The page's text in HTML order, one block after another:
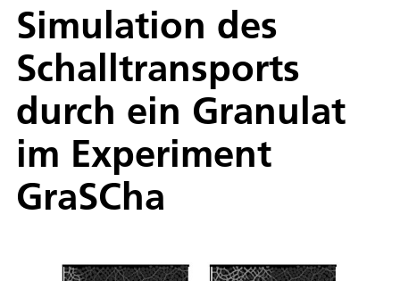
Simulation des
Schalltransports
durch ein Granulat
im Experiment
GraSCha